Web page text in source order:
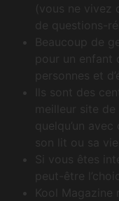
(vous ne vivez
de questions-
Beaucoup de
pour un enfant
personnes et
Ils sont des
meilleur site
quelqu’un
son lit ou sa vie.
Si vous êtes
peut-être
Kool Magazine